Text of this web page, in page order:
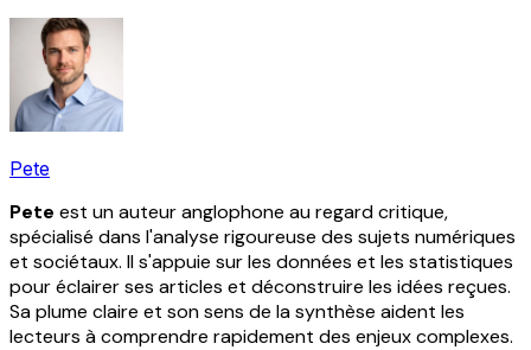
Pete
Pete est un auteur anglophone au regard critique,
spécialisé dans l'analyse rigoureuse des sujets numériques
et sociétaux. Il s'appuie sur les données et les statistiques
pour éclairer ses articles et déconstruire les idées reçues.
Sa plume claire et son sens de la synthèse aident les
lecteurs à comprendre rapidement des enjeux complexes.